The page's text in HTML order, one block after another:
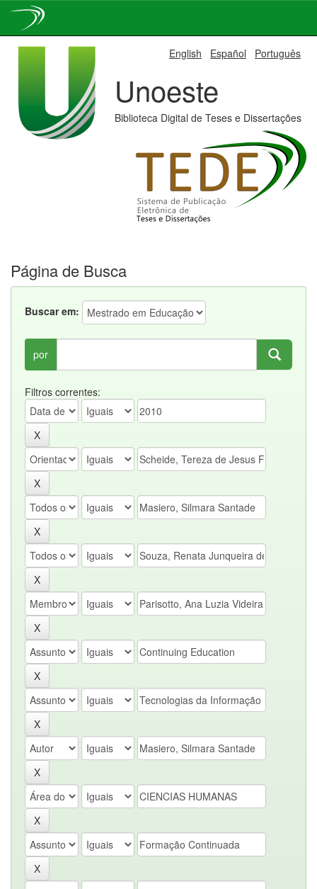
English Español Português
Unoeste
Biblioteca Digital de Teses e Dissertações
Página de Busca
Buscar em:
por
Filtros correntes: